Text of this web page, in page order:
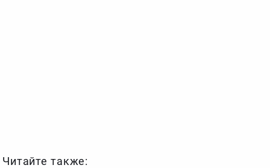
Читайте также: